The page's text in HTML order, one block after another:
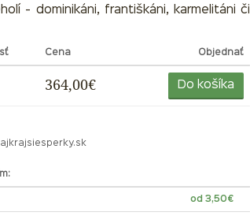
- dominikáni, františkáni, karmelitáni či
Cena Objednať
364,00€ Do košíka
od 3,50€